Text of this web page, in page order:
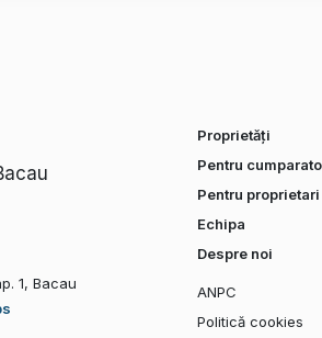
1, Bacau
Proprietăți
Pentru
Pentru proprietari
Echipa
Despre noi
ANPC
Politică cookies